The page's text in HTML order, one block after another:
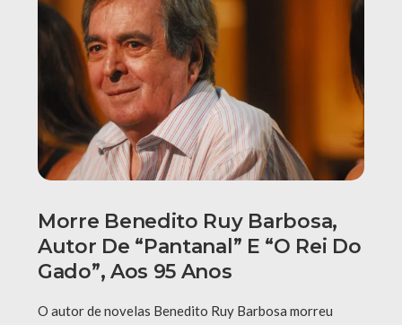
Morre Benedito Ruy Barbosa,
Autor De “Pantanal” E “O Rei Do
Gado”, Aos 95 Anos
O autor de novelas Benedito Ruy Barbosa morreu